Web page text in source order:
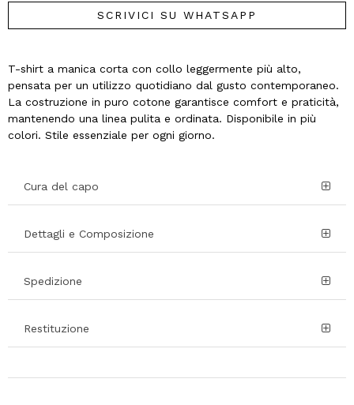
SCRIVICI SU WHATSAPP
T-shirt a manica corta con collo leggermente più alto,
pensata per un utilizzo quotidiano dal gusto contemporaneo.
La costruzione in puro cotone garantisce comfort e praticità,
mantenendo una linea pulita e ordinata. Disponibile in più
colori. Stile essenziale per ogni giorno.
Cura del capo
Dettagli e Composizione
Spedizione
Restituzione